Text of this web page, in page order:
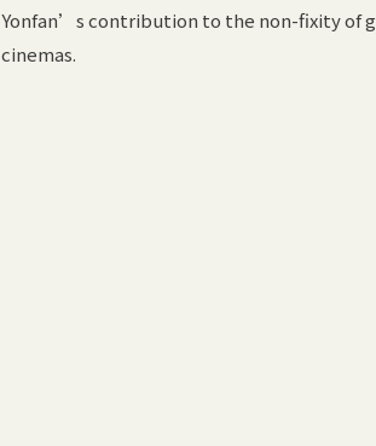
Yonfan’s contribution to the non-fixity of
cinemas.